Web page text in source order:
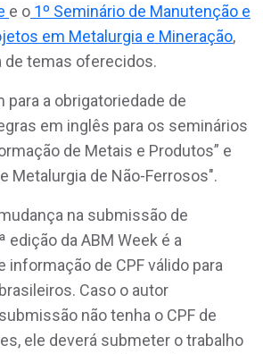
e o 1º Seminário de Manutenção e
em Metalurgia e Mineração,
de temas oferecidos.
para a obrigatoriedade de
em inglês para os seminários
de Metais e Produtos” e
Metalurgia de Não-Ferrosos".
na submissão de
edição da ABM Week é a
informação de CPF válido para
Caso o autor
não tenha o CPF de
ele deverá submeter o trabalho